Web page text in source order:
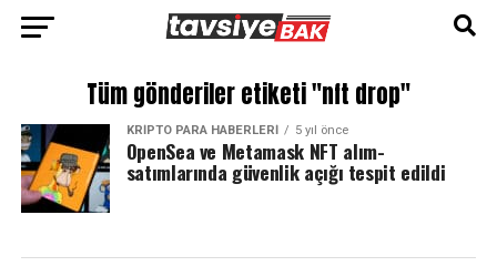
Tüm gönderiler etiketi "nft drop"
KRIPTO PARA HABERLERI 5 yıl önce
OpenSea ve Metamask NFT alım-
satımlarında güvenlik açığı tespit edildi